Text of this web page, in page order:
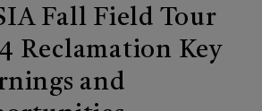
Fall Field Tour
Reclamation Key
and